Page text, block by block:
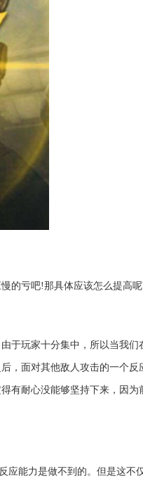
的亏吧!那具体应该怎么提高呢
于玩家十分集中，所以当我们
，面对其他敌人攻击的一个反
有耐心没能够坚持下来，因为
应能力是做不到的。但是这不